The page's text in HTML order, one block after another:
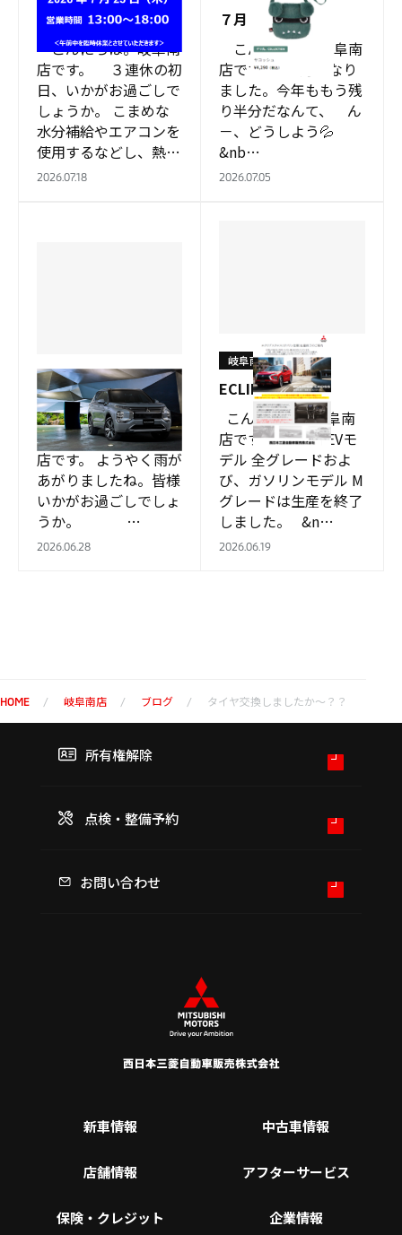
お知らせ
こんにちは。岐阜南
店です。 ３連休の初
日、いかがお過ごしで
しょうか。 こまめな
水分補給やエアコンを
使用するなどし、熱中
症に警戒してください
2026.07.18
７月
こんにちは。岐阜南
店です。 ７月になり
ました。今年ももう残
り半分だなんて、 ん
－、どうしよう💦
&nb…
2026.07.05
☀
岐阜南店
こんにちは。岐阜南
店です。 ようやく雨が
あがりましたね。皆様
いかがお過ごしでしょ
うか。 …
2026.06.28
ECLIPSE CROSS
岐阜南店
こんにちは。岐阜南
店です。 PHEVモ
デル 全グレードおよ
び、ガソリンモデル M
グレードは生産を終了
しました。 &n…
2026.06.19
HOME 岐阜南店 ブログ タイヤ交換しましたか～？？
所有権解除
点検・整備予約
お問い合わせ
新車情報 中古車情報
店舗情報 アフターサービス
保険・クレジット 企業情報